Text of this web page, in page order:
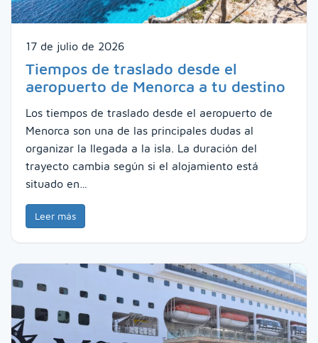
17 de julio de 2026
Tiempos de traslado desde el
aeropuerto de Menorca a tu destino
Los tiempos de traslado desde el aeropuerto de
Menorca son una de las principales dudas al
organizar la llegada a la isla. La duración del
trayecto cambia según si el alojamiento está
situado en…
Leer más